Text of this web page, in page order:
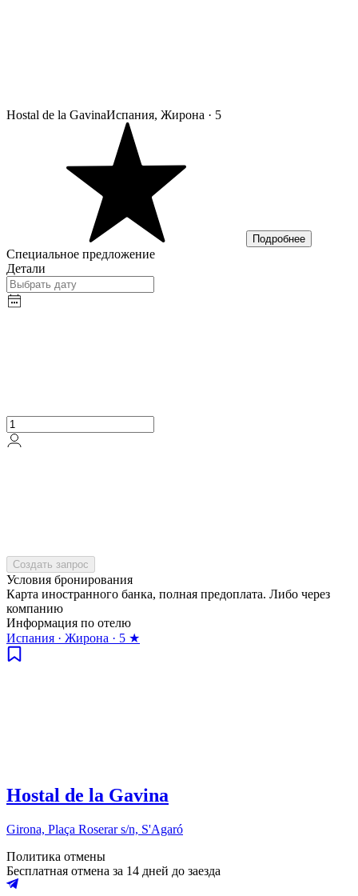
Hostal de la GavinaИспания, Жирона · 5
Подробнее
Специальное предложение
Детали
Создать запрос
Условия бронирования
Карта иностранного банка, полная предоплата. Либо через
компанию
Информация по отелю
Испания · Жирона · 5 ★
Hostal de la Gavina
Girona, Plaça Roserar s/n, S'Agaró
Политика отмены
Бесплатная отмена за 14 дней до заезда